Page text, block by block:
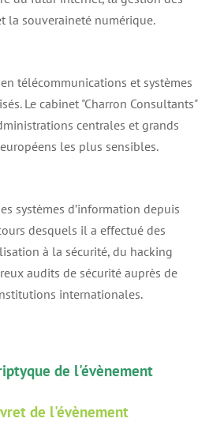
la souveraineté numérique.
télécommunications et systèmes
Le cabinet "Charron Consultants"
centrales et grands
les plus sensibles.
systèmes d’information depuis
desquels il a effectué des
à la sécurité, du hacking
audits de sécurité auprès de
internationales.
de l'évènement
de l'évènement